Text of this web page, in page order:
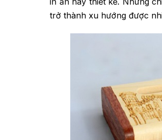
trở thành xu hướng được